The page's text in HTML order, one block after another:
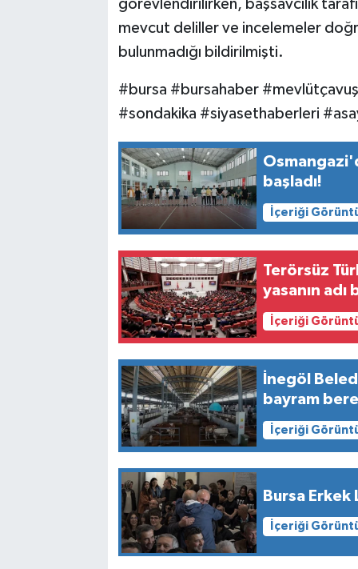
görevlendirilirken, başsavcılık
mevcut deliller ve incelemeler
bulunmadığı bildirilmişti.
#bursa #bursahaber
#sondakika #siyasethaberleri
başladı!
İçeriği
Terörsüz
yasanın adı
İçeriği
İnegöl
bayram
İçeriği
Bursa Erkek
İçeriği